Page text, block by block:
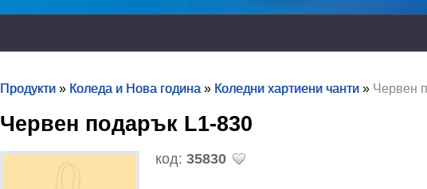
Продукти » Коледа и Нова година » Коледни хартиени чанти » Червен
Червен подарък L1-830
код:35830